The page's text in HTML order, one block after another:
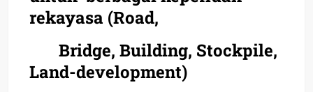
rekayasa (Road,
Bridge, Building, Stockpile,
Land-development)